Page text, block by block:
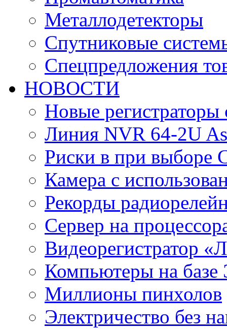
Металлодетекторы
Спутниковые
Спецпредложения
НОВОСТИ
Новые регистраторы
Линия NVR 64-2U
Риски в при выборе
Камера с
Рекорды
Сервер на
Видеорегистратор
Компьютеры на базе
Миллионы пинхолов
Электричество без